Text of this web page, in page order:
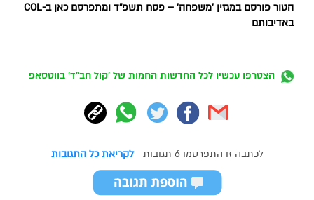
הטור פורסם במגזין 'משפחה' – פסח תשפ"ד ומתפרסם כאן ב-COL
באדיבותם
הצטרפו עכשיו לכל החדשות החמות של 'קול חב"ד' בווטסאפ
לכתבה זו התפרסמו 6 תגובות - לקריאת כל התגובות